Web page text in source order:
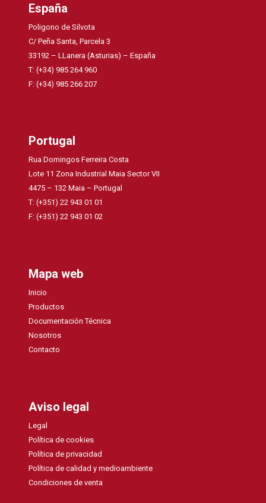
España
Poligono de Silvota
C/ Peña Santa, Parcela 3
33192 – LLanera (Asturias) – España
T: (+34) 985 264 960
F: (+34) 985 266 207
Portugal
Rua Domingos Ferreira Costa
Lote 11 Zona Industrial Maia Sector VII
4475 – 132 Maia – Portugal
T: (+351) 22 943 01 01
F: (+351) 22 943 01 02
Mapa web
Inicio
Productos
Documentación Técnica
Nosotros
Contacto
Aviso legal
Legal
Política de cookies
Política de privacidad
Política de calidad y medioambiente
Condiciones de venta